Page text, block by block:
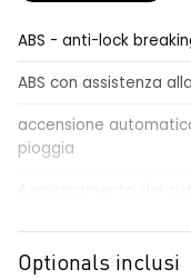
ABS - anti-lock
ABS con assistenza
accensione
pioggia
airbag centrale,
posteriori
Optionals inclusi